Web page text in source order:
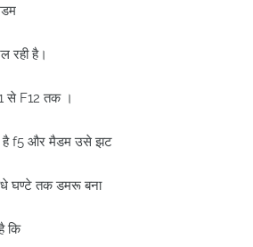
रही है।
से F12 तक ।
है f5 और मैडम उसे झट
घण्टे तक डमरू बना
कि